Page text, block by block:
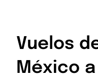
Vuelos
México